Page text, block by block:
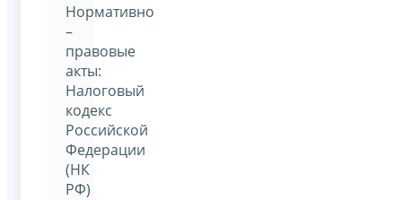
Нормативно
–
правовые
акты:
Налоговый
кодекс
Российской
Федерации
(НК
РФ)